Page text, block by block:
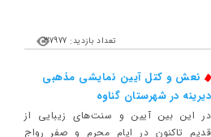
تعداد بازدید: 37977
نعش و کتل آیین نمایشی مذهبی
دیرینه در شهرستان گناوه
در این بین آیین و سنت‌های زیبایی از
قدیم تاکنون در ایام محرم و صفر رواج